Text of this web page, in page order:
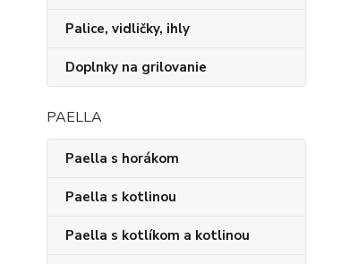
Palice, vidličky, ihly
Doplnky na grilovanie
PAELLA
Paella s horákom
Paella s kotlinou
Paella s kotlíkom a kotlinou